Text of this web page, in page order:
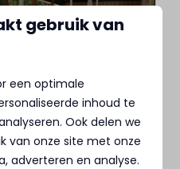
gebruik van
een optimale
inhoud te
Ook delen we
van onze site met onze
adverteren en analyse.